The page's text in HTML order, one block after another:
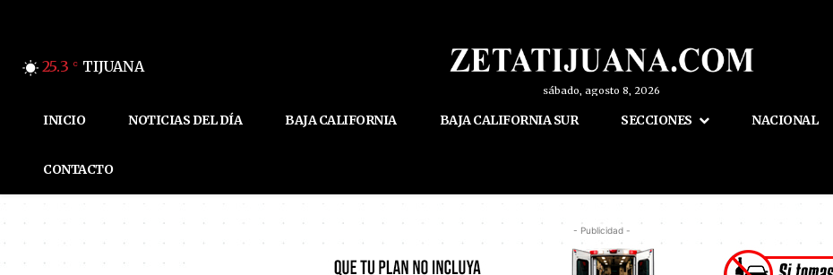
25.3 C TIJUANA
sábado, agosto 8, 2026
INICIO NOTICIAS DEL DÍA BAJA CALIFORNIA BAJA CALIFORNIA SUR SECCIONES NACIONAL
CONTACTO
- Publicidad -